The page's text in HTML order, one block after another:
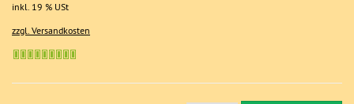
inkl. 19 % USt
zzgl. Versandkosten